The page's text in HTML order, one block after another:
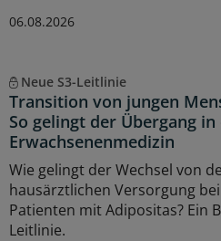
06.08.2026
Neue S3-Leitlinie
Transition von jungen
So gelingt der Übergang in
Erwachsenenmedizin
Wie gelingt der Wechsel von
hausärztlichen Versorgung
Patienten mit Adipositas? Ein
Leitlinie.